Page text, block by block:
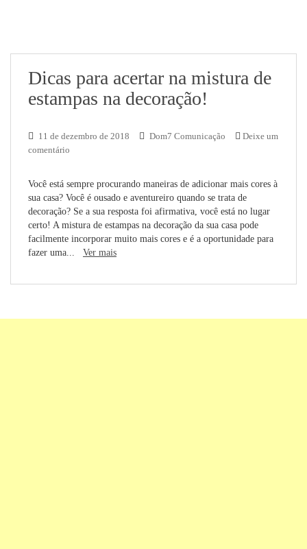
Dicas para acertar na mistura de
estampas na decoração!
11 de dezembro de 2018 Dom7 Comunicação
Deixe um
comentário
Você está sempre procurando maneiras de adicionar mais cores à
sua casa? Você é ousado e aventureiro quando se trata de
decoração? Se a sua resposta foi afirmativa, você está no lugar
certo! A mistura de estampas na decoração da sua casa pode
facilmente incorporar muito mais cores e é a oportunidade para
fazer uma... Ver mais